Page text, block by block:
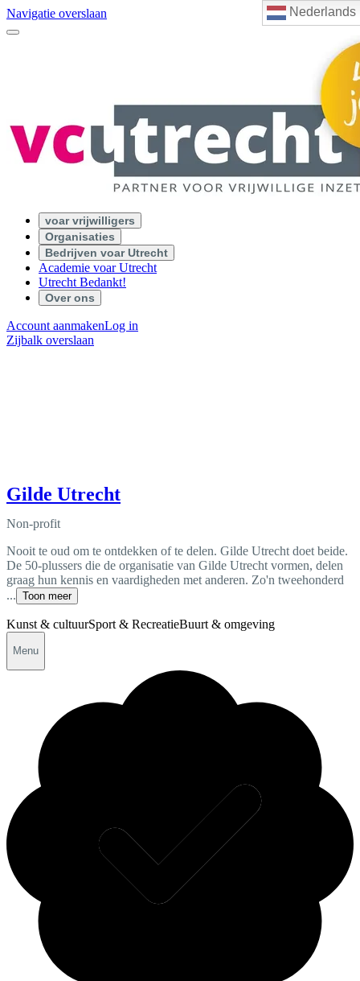
Nederlands
Navigatie overslaan
voar vrijwilligers
Organisaties
Bedrijven voar Utrecht
Academie voar Utrecht
Utrecht Bedankt!
Over ons
Account aanmakenLog in
Zijbalk overslaan
Gilde Utrecht
Non-profit
Nooit te oud om te ontdekken of te delen. Gilde Utrecht doet beide.
De 50-plussers die de organisatie van Gilde Utrecht vormen, delen
graag hun kennis en vaardigheden met anderen. Zo'n tweehonderd
... Toon meer
Kunst & cultuurSport & RecreatieBuurt & omgeving
Menu